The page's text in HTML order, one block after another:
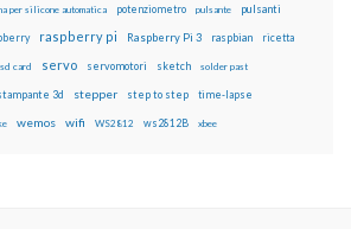
per silicone automatica potenziometro pulsante pulsanti
raspberry pi Raspberry Pi 3 raspbian ricetta
sd card servo servomotori sketch solder past
3d stepper step to step time-lapse
wemos wifi WS2812 ws2812B xbee